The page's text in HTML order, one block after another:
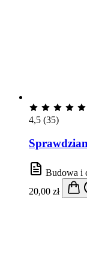
4,5 (35)
Budowa i
20,00 zł